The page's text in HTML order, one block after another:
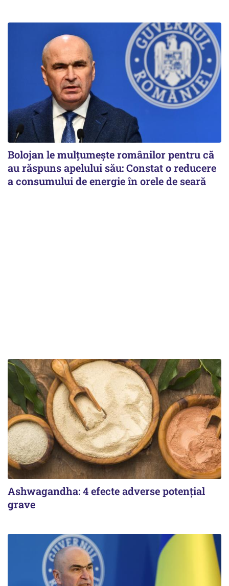
Bolojan le mulțumește românilor pentru că
au răspuns apelului său: Constat o reducere
a consumului de energie în orele de seară
Ashwagandha: 4 efecte adverse potențial
grave